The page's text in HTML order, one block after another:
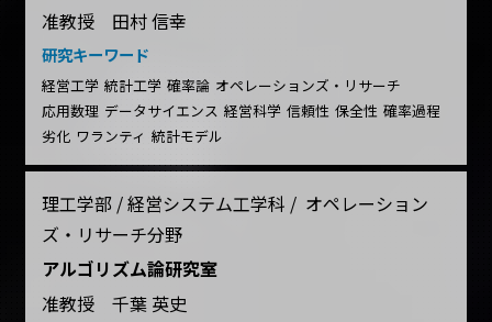
准教授 田村 信幸
研究キーワード
経営工学 統計工学 確率論 オペレーションズ・リサーチ
応用数理 データサイエンス 経営科学 信頼性 保全性 確率過程
劣化 ワランティ 統計モデル
理工学部 / 経営システム工学科 / オペレーション
ズ・リサーチ分野
アルゴリズム論研究室
准教授 千葉 英史